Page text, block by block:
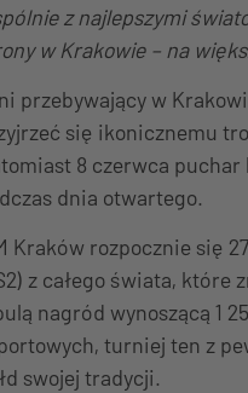
z najlepszymi
w Krakowie – na
przebywający w
się ikonicznemu
8 czerwca
dnia otwartego.
Kraków rozpocznie się
z całego świata,
nagród wynoszącą 1
turniej ten z
swojej tradycji.